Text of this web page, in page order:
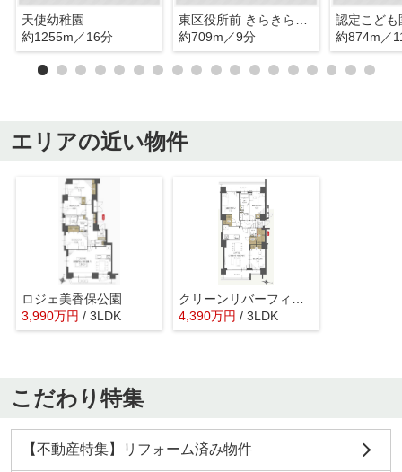
天使幼稚園
約1255m／16分
東区役所前 きらきら保育園
約709m／9分
約874m／
エリアの近い物件
ロジェ美香保公園
3,990万円 / 3LDK
4,390万円 / 3LDK
こだわり特集
【不動産特集】リフォーム済み物件